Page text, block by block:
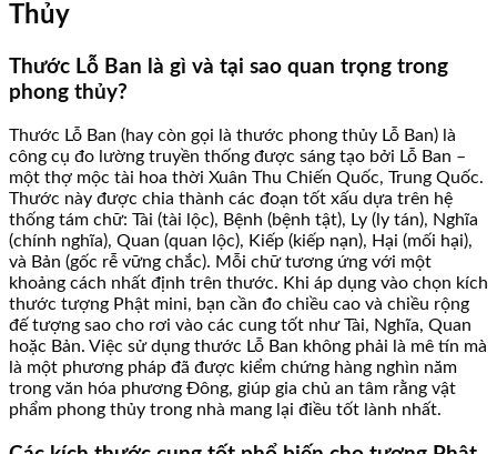
Thủy
Thước Lỗ Ban là gì và tại sao quan trọng trong
phong thủy?
Thước Lỗ Ban (hay còn gọi là thước phong thủy Lỗ Ban) là
công cụ đo lường truyền thống được sáng tạo bởi Lỗ Ban –
một thợ mộc tài hoa thời Xuân Thu Chiến Quốc, Trung Quốc.
Thước này được chia thành các đoạn tốt xấu dựa trên hệ
thống tám chữ: Tài (tài lộc), Bệnh (bệnh tật), Ly (ly tán), Nghĩa
(chính nghĩa), Quan (quan lộc), Kiếp (kiếp nạn), Hại (mối hại),
và Bản (gốc rễ vững chắc). Mỗi chữ tương ứng với một
khoảng cách nhất định trên thước. Khi áp dụng vào chọn kích
thước tượng Phật mini, bạn cần đo chiều cao và chiều rộng
đế tượng sao cho rơi vào các cung tốt như Tài, Nghĩa, Quan
hoặc Bản. Việc sử dụng thước Lỗ Ban không phải là mê tín mà
là một phương pháp đã được kiểm chứng hàng nghìn năm
trong văn hóa phương Đông, giúp gia chủ an tâm rằng vật
phẩm phong thủy trong nhà mang lại điều tốt lành nhất.